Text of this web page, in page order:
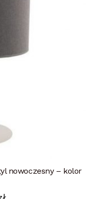
nowoczesny – kolor